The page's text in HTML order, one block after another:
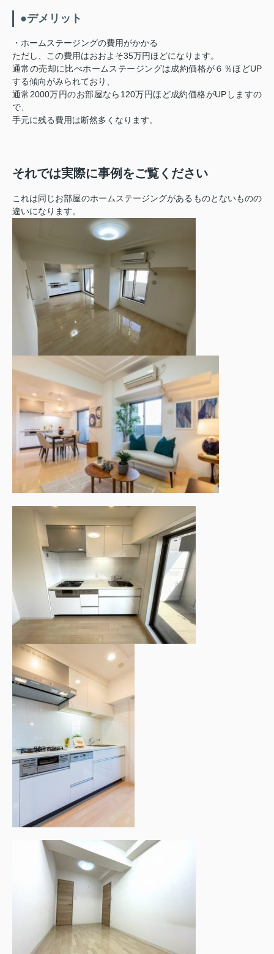
●デメリット
・ホームステージングの費用がかかる
ただし、この費用はおおよそ35万円ほどになります。
通常の売却に比べホームステージングは成約価格が６％ほどUP
する傾向がみられており、
通常2000万円のお部屋なら120万円ほど成約価格がUPしますの
で、
手元に残る費用は断然多くなります。
それでは実際に事例をご覧ください
これは同じお部屋のホームステージングがあるものとないものの
違いになります。